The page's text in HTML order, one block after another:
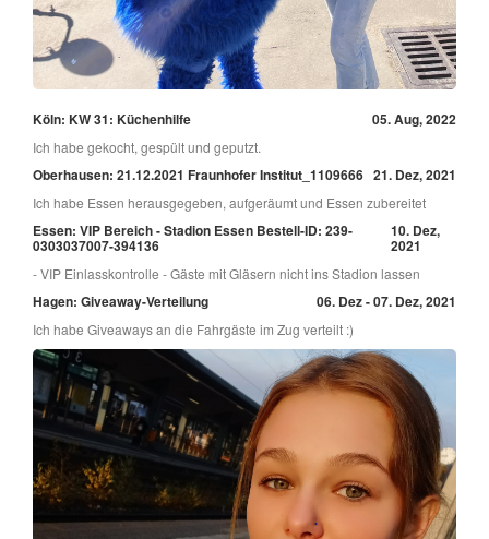
Köln: KW 31: Küchenhilfe 05. Aug, 2022
Ich habe gekocht, gespült und geputzt.
Oberhausen: 21.12.2021 Fraunhofer Institut_1109666 21. Dez, 2021
Ich habe Essen herausgegeben, aufgeräumt und Essen zubereitet
Essen: VIP Bereich - Stadion Essen Bestell-ID: 239-
0303037007-394136
10. Dez,
2021
- VIP Einlasskontrolle - Gäste mit Gläsern nicht ins Stadion lassen
Hagen: Giveaway-Verteilung 06. Dez - 07. Dez, 2021
Ich habe Giveaways an die Fahrgäste im Zug verteilt :)